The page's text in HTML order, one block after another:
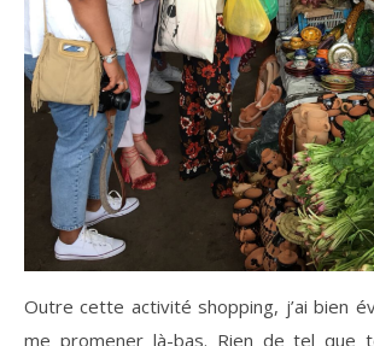
Outre cette activité shopping, j’ai bien
me promener là-bas. Rien de tel que